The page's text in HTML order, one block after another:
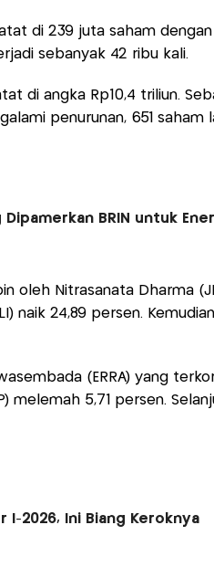
di 239 juta saham dengan
sebanyak 42 ribu kali.
di angka Rp10,4 triliun.
penurunan, 651 saham
BRIN untuk
oleh Nitrasanata Dharma
naik 24,89 persen.
(ERRA) yang
melemah 5,71 persen.
I-2026, Ini Biang Keroknya